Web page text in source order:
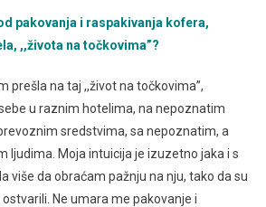
pakovanja i raspakivanja kofera,
,,života na točkovima”?
prešla na taj ,,život na točkovima’’,
u raznim hotelima, na nepoznatim
sredstvima, sa nepoznatim, a
ljudima. Moja intuicija je izuzetno jaka i s
više da obraćam pažnju na nju, tako da su
Ne umara me pakovanje i